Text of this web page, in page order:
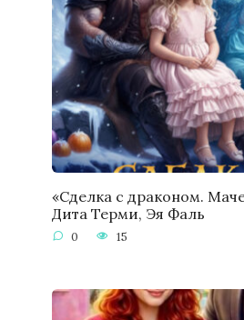
«Сделка с драконом.
Дита Терми, Эя Фаль
0 15